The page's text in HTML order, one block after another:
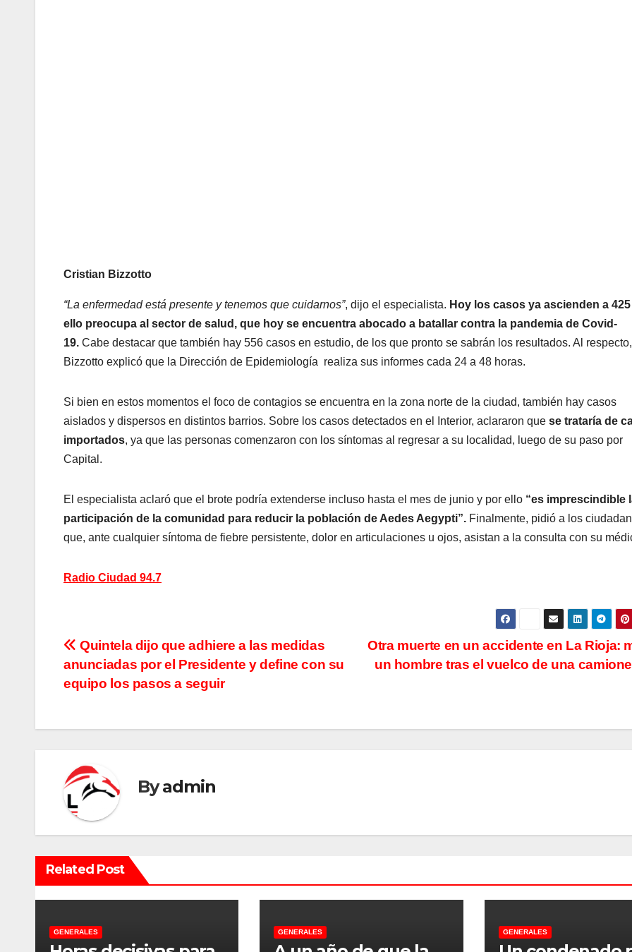
Cristian Bizzotto
“La enfermedad está presente y tenemos que cuidarnos”, dijo el especialista. Hoy los casos ya ascienden a
ello preocupa al sector de salud, que hoy se encuentra abocado a batallar contra la pandemia de Covid-
19. Cabe destacar que también hay 556 casos en estudio, de los que pronto se sabrán los resultados. Al respecto,
Bizzotto explicó que la Dirección de Epidemiología realiza sus informes cada 24 a 48 horas.
Si bien en estos momentos el foco de contagios se encuentra en la zona norte de la ciudad, también hay casos
aislados y dispersos en distintos barrios. Sobre los casos detectados en el Interior, aclararon que se trataría de
importados, ya que las personas comenzaron con los síntomas al regresar a su localidad, luego de su paso por
Capital.
El especialista aclaró que el brote podría extenderse incluso hasta el mes de junio y por ello “es imprescindible
participación de la comunidad para reducir la población de Aedes Aegypti”. Finalmente, pidió a los
que, ante cualquier síntoma de fiebre persistente, dolor en articulaciones u ojos, asistan a la consulta con su
Radio Ciudad 94.7
N
a
e
g
a
c
i
ó
d
Otra muerte en un accidente en La Rioja:
un hombre tras el vuelco de una
Quintela dijo que adhiere a las medidas
anunciadas por el Presidente y define con su
equipo los pasos a seguir
Byadmin
Related Post
GENERALES GENERALES GENERALES